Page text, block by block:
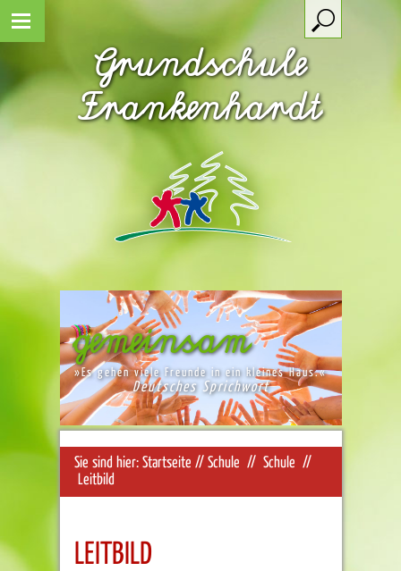
Grundschule
Frankenhardt
gemeinsam
»Es gehen viele Freunde in ein kleines Haus.«
Deutsches Sprichwort
Sie sind hier: Startseite // Schule // Schule //
Leitbild
LEITBILD